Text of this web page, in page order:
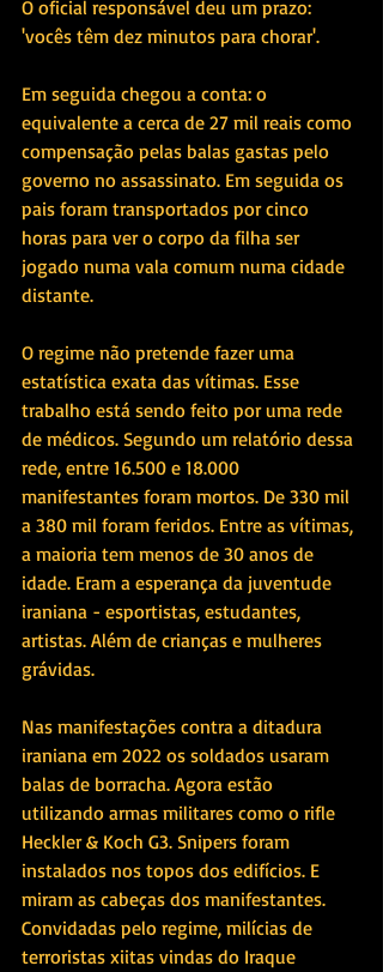
O oficial responsável deu um prazo:
'vocês têm dez minutos para chorar'.
Em seguida chegou a conta: o
equivalente a cerca de 27 mil reais como
compensação pelas balas gastas pelo
governo no assassinato. Em seguida os
pais foram transportados por cinco
horas para ver o corpo da filha ser
jogado numa vala comum numa cidade
distante.
O regime não pretende fazer uma
estatística exata das vítimas. Esse
trabalho está sendo feito por uma rede
de médicos. Segundo um relatório dessa
rede, entre 16.500 e 18.000
manifestantes foram mortos. De 330 mil
a 380 mil foram feridos. Entre as vítimas,
a maioria tem menos de 30 anos de
idade. Eram a esperança da juventude
iraniana - esportistas, estudantes,
artistas. Além de crianças e mulheres
grávidas.
Nas manifestações contra a ditadura
iraniana em 2022 os soldados usaram
balas de borracha. Agora estão
utilizando armas militares como o rifle
Heckler & Koch G3. Snipers foram
instalados nos topos dos edifícios. E
miram as cabeças dos manifestantes.
Convidadas pelo regime, milícias de
terroristas xiitas vindas do Iraque